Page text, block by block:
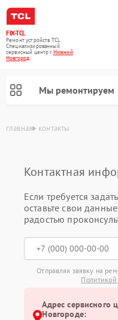
FIX-TCL
Ремонт устройств TCL
Специализированный
cервисный центр г.Нижний
Новгород
Мы ремонтируем
главная контакты
Контактная
Если требуется
оставьте свои
радостью
Отправляя заявку на
Политикой
Адрес сервисного
Новгороде: